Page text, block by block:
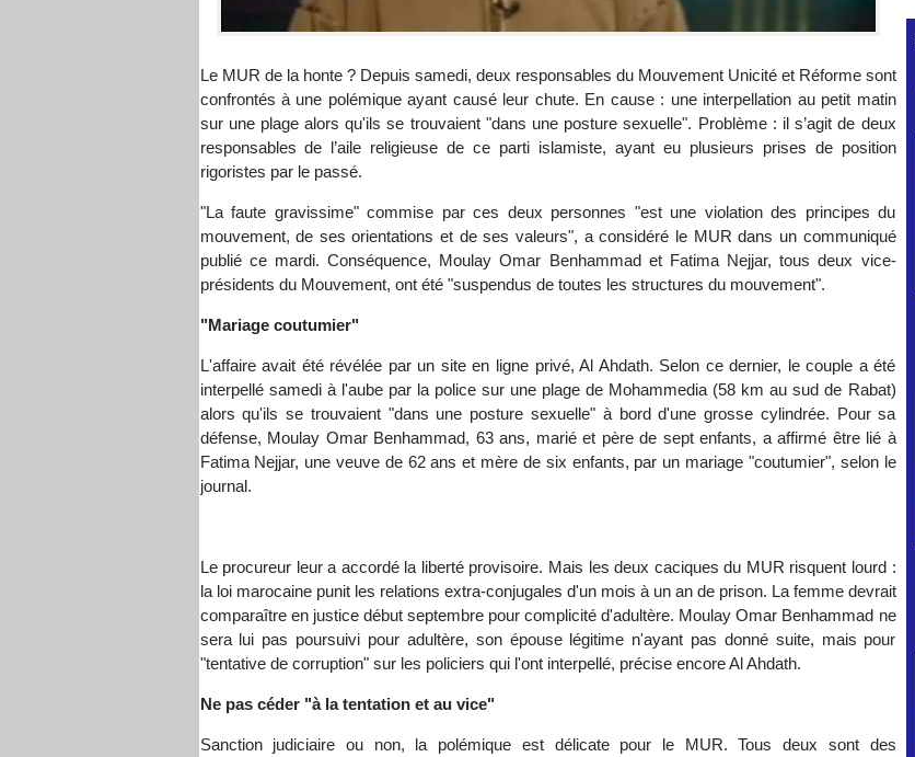
Le MUR de la honte ? Depuis samedi, deux responsables du Mouvement Unicité et Réforme sont
confrontés à une polémique ayant causé leur chute. En cause : une interpellation au petit matin
sur une plage alors qu'ils se trouvaient "dans une posture sexuelle". Problème : il s’agit de deux
responsables de l’aile religieuse de ce parti islamiste, ayant eu plusieurs prises de position
rigoristes par le passé.
"La faute gravissime" commise par ces deux personnes "est une violation des principes du
mouvement, de ses orientations et de ses valeurs", a considéré le MUR dans un communiqué
publié ce mardi. Conséquence, Moulay Omar Benhammad et Fatima Nejjar, tous deux vice-
présidents du Mouvement, ont été "suspendus de toutes les structures du mouvement".
"Mariage coutumier"
L'affaire avait été révélée par un site en ligne privé, Al Ahdath. Selon ce dernier, le couple a été
interpellé samedi à l'aube par la police sur une plage de Mohammedia (58 km au sud de Rabat)
alors qu'ils se trouvaient "dans une posture sexuelle" à bord d'une grosse cylindrée. Pour sa
défense, Moulay Omar Benhammad, 63 ans, marié et père de sept enfants, a affirmé être lié à
Fatima Nejjar, une veuve de 62 ans et mère de six enfants, par un mariage "coutumier", selon le
journal.
Le procureur leur a accordé la liberté provisoire. Mais les deux caciques du MUR risquent lourd :
la loi marocaine punit les relations extra-conjugales d'un mois à un an de prison. La femme devrait
comparaître en justice début septembre pour complicité d'adultère. Moulay Omar Benhammad ne
sera lui pas poursuivi pour adultère, son épouse légitime n'ayant pas donné suite, mais pour
"tentative de corruption" sur les policiers qui l'ont interpellé, précise encore Al Ahdath.
Ne pas céder "à la tentation et au vice"
Sanction judiciaire ou non, la polémique est délicate pour le MUR. Tous deux sont des